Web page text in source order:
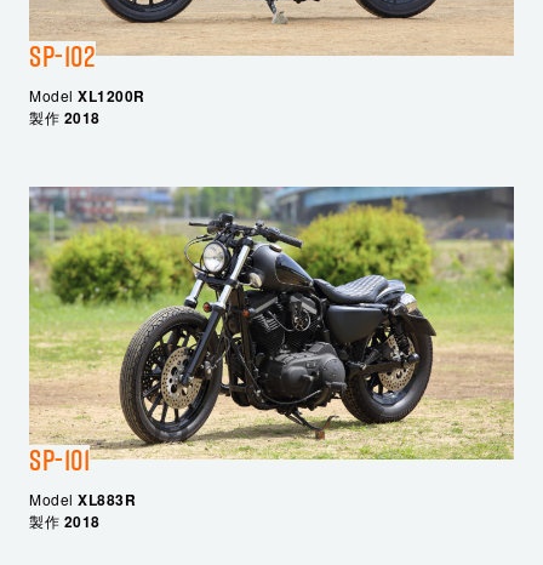
SP-102
Model XL1200R
製作 2018
SP-101
Model XL883R
製作 2018